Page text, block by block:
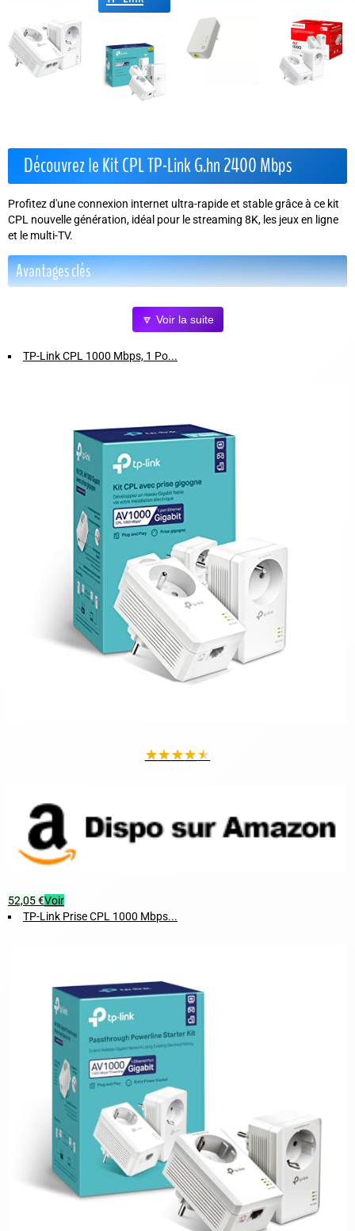
Découvrez le Kit CPL TP-Link G.hn 2400 Mbps
Profitez d'une connexion internet ultra-rapide et stable grâce à ce kit
CPL nouvelle génération, idéal pour le streaming 8K, les jeux en ligne
et le multi-TV.
Avantages clés
2+2 ports Ethernet Gigabit: connectez plusieurs appareils
simultanément avec une vitesse jusqu'à 2400 Mbps.
jusqu'à 85 % en passant automatiquement du mode actif au mode
Installation simple Plug and Play: branchez, connectez et
appairez vos adaptateurs en quelques secondes sans configuration
Compatible avec toutes les box internet: assure un
fonctionnement optimal dans votre réseau domestique.
Conseils d'utilisation
Connectez un adaptateur au routeur sur une prise murale directe,
évitez les multiprises.
Placez le second adaptateur dans un rayon de 300 mètres
maximum sur le même circuit électrique.
Appuyez sur le bouton "Pair" sur chaque adaptateur pour
sécuriser la connexion.
Optimisez votre réseau domestique avec le kit TP-Link CPL G.hn
2400, alliant performance et économie d'énergie pour une expérience
connectée sans compromis !
🔽 Voir la suite
TP-Link CPL 1000 Mbps, 1 Po...
★★★★★
52,05 €Voir
TP-Link Prise CPL 1000 Mbps...